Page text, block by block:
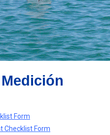
Form
Checklist Form